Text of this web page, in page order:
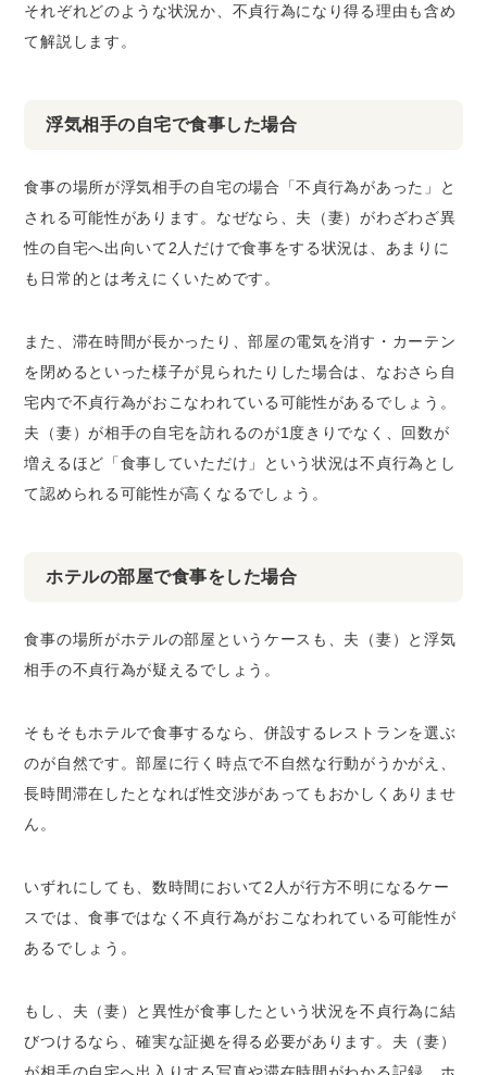
それぞれどのような状況か、不貞行為になり得る理由も含め
て解説します。
浮気相手の自宅で食事した場合
食事の場所が浮気相手の自宅の場合「不貞行為があった」と
される可能性があります。なぜなら、夫（妻）がわざわざ異
性の自宅へ出向いて2人だけで食事をする状況は、あまりに
も日常的とは考えにくいためです。
また、滞在時間が長かったり、部屋の電気を消す・カーテン
を閉めるといった様子が見られたりした場合は、なおさら自
宅内で不貞行為がおこなわれている可能性があるでしょう。
夫（妻）が相手の自宅を訪れるのが1度きりでなく、回数が
増えるほど「食事していただけ」という状況は不貞行為とし
て認められる可能性が高くなるでしょう。
ホテルの部屋で食事をした場合
食事の場所がホテルの部屋というケースも、夫（妻）と浮気
相手の不貞行為が疑えるでしょう。
そもそもホテルで食事するなら、併設するレストランを選ぶ
のが自然です。部屋に行く時点で不自然な行動がうかがえ、
長時間滞在したとなれば性交渉があってもおかしくありませ
ん。
いずれにしても、数時間において2人が行方不明になるケー
スでは、食事ではなく不貞行為がおこなわれている可能性が
あるでしょう。
もし、夫（妻）と異性が食事したという状況を不貞行為に結
びつけるなら、確実な証拠を得る必要があります。夫（妻）
が相手の自宅へ出入りする写真や滞在時間がわかる記録、ホ